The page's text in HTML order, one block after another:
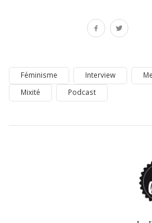
Féminisme Interview
Mixité
Podcast